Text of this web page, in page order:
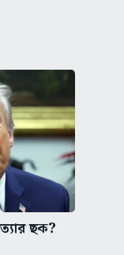
ছক?